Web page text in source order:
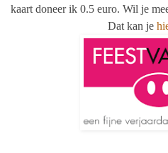
kaart doneer ik 0.5 euro. Wil je
Dat kan je